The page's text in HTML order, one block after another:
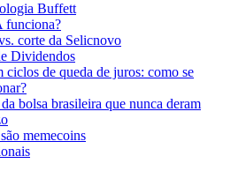
Buffett
funciona?
corte da Selicnovo
Dividendos
ciclos de queda de juros: como se
bolsa brasileira que nunca deram
memecoins